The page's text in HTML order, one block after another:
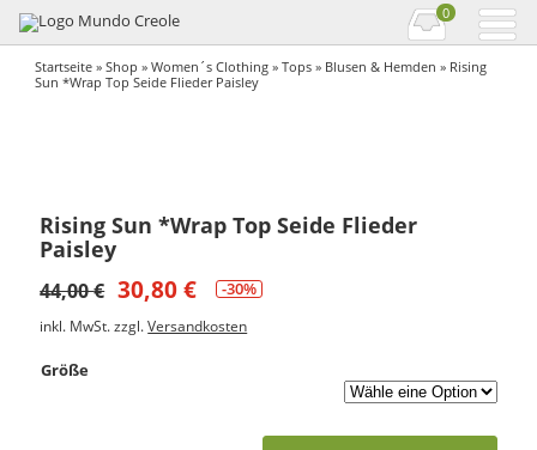
0
Startseite »Shop »Women´s Clothing »Tops » Blusen & Hemden » Rising
Sun *Wrap Top Seide Flieder Paisley
Rising Sun *Wrap Top Seide Flieder
Paisley
44,00€ 30,80€ -30%
inkl. MwSt. zzgl.Versandkosten
Größe